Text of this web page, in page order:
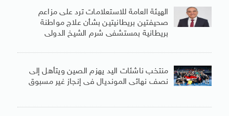
الهيئة العامة للاستعلامات ترد على مزاعم
صحيفتين بريطانيتين بشأن علاج مواطنة
بريطانية بمستشفى شرم الشيخ الدولى
منتخب ناشئات اليد يهزم الصين ويتأهل إلى
نصف نهائى المونديال فى إنجاز غير مسبوق